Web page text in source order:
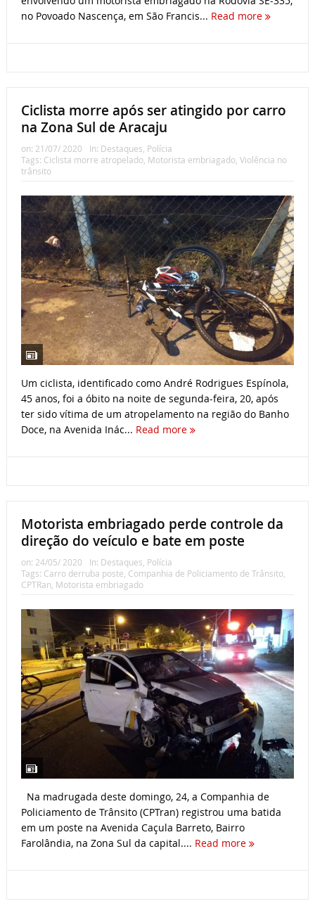
no Povoado Nascença, em São Francis... Read more
Ciclista morre após ser atingido por carro
na Zona Sul de Aracaju
on: 21/07/ 2020 In: Destaques Polícia
Tags: Ciclista morre atropelado, Motorista embriagado, Violência no
trânsito
Um ciclista, identificado como André Rodrigues Espínola,
45 anos, foi a óbito na noite de segunda-feira, 20, após
ter sido vítima de um atropelamento na região do Banho
Doce, na Avenida Inác... Read more
Motorista embriagado perde controle da
direção do veículo e bate em poste
on: 24/05/ 2020 In: Destaques Polícia
Tags: Carro derruba poste Companhia de Policiamento de Trânsito,
CPTRan Motorista embriagado
Na madrugada deste domingo, 24, a Companhia de
Policiamento de Trânsito (CPTran) registrou uma batida
em um poste na Avenida Caçula Barreto, Bairro
Farolândia, na Zona Sul da capital.... Read more